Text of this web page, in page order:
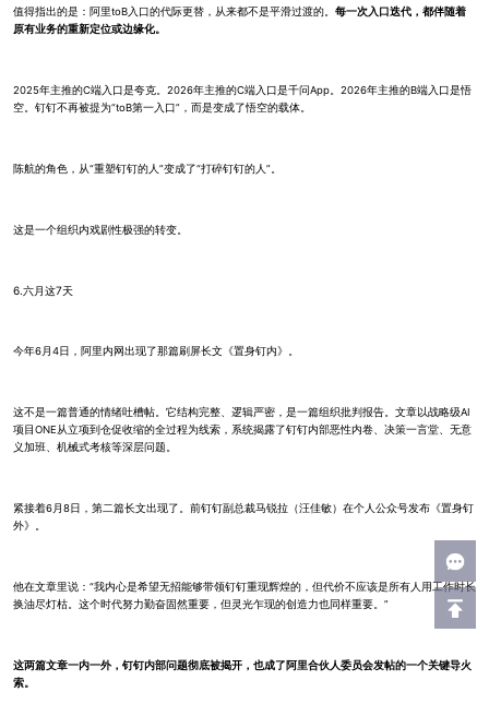
值得指出的是：阿里toB入口的代际更替，从来都不是平滑过渡的。 每一次入口迭代，都伴随着
原有业务的重新定位或边缘化。
2025年主推的C端入口是夸克。2026年主推的C端入口是千问App。2026年主推的B端入口是悟
空。钉钉不再被提为“toB第一入口”，而是变成了悟空的载体。
陈航的角色，从“重塑钉钉的人”变成了“打碎钉钉的人”。
这是一个组织内戏剧性极强的转变。
6.六月这7天
今年6月4日，阿里内网出现了那篇刷屏长文《置身钉内》。
这不是一篇普通的情绪吐槽帖。它结构完整、逻辑严密，是一篇组织批判报告。文章以战略级AI
项目ONE从立项到仓促收缩的全过程为线索，系统揭露了钉钉内部恶性内卷、决策一言堂、无意
义加班、机械式考核等深层问题。
紧接着6月8日，第二篇长文出现了。前钉钉副总裁马锐拉（汪佳敏）在个人公众号发布《置身钉
外》。
他在文章里说：“我内心是希望无招能够带领钉钉重现辉煌的，但代价不应该是所有人用工作时长
换油尽灯枯。这个时代努力勤奋固然重要，但灵光乍现的创造力也同样重要。”
这两篇文章一内一外，钉钉内部问题彻底被揭开，也成了阿里合伙人委员会发帖的一个关键导火
索。